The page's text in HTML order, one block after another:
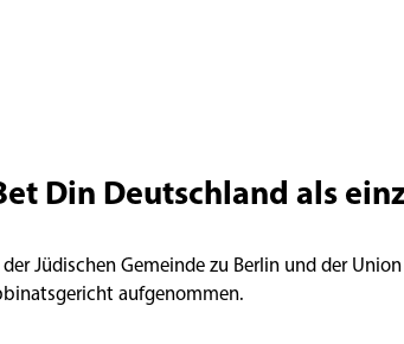
Din Deutschland als
Jüdischen Gemeinde zu Berlin und der
aufgenommen.